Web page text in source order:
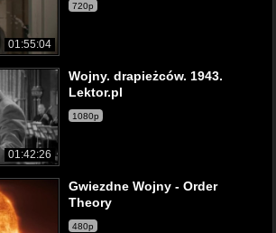
01:55:04
720p
01:42:26
Wojny. drapieżców. 1943.
Lektor.pl
1080p
Gwiezdne Wojny - Order
Theory
480p